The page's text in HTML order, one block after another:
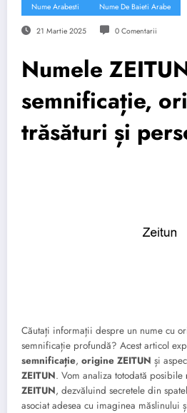
Nume Arabesti Nume De Baieti Arabe
21 Martie 2025 0 Comentarii
Numele
semnificație,
trăsături și
Căutați informații despre un nume cu
semnificație profundă? Acest articol
semnificație, origine ZEITUN și
ZEITUN. Vom analiza totodată posibile
ZEITUN, dezvăluind secretele din
asociat adesea cu imaginea măslinului